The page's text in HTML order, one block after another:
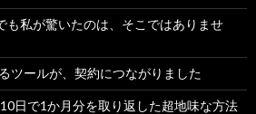
も私が驚いたのは、そこではありませ
ツールが、契約につながりました
日で1か月分を取り返した超地味な方法